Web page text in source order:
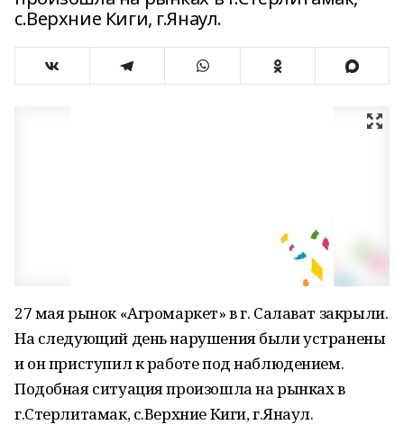
с.Верхние Киги, г.Янаул.
27 мая рынок «Агромаркет» в г. Салават закрыли.
На следующий день нарушения были устранены
и он приступил к работе под наблюдением.
Подобная ситуация произошла на рынках в
г.Стерлитамак, с.Верхние Киги, г.Янаул.